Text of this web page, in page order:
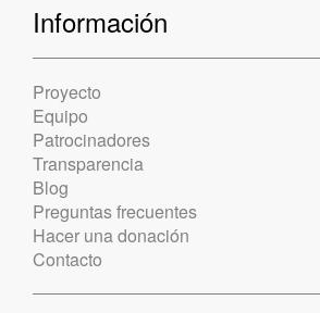
Información
Proyecto
Equipo
Patrocinadores
Transparencia
Blog
Preguntas frecuentes
Hacer una donación
Contacto